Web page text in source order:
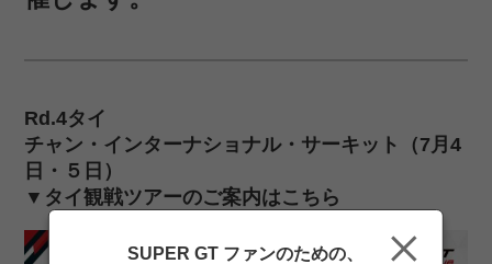
Rd.4タイ
チャン・インターナショナル・サーキット（7月4
日・５日）
▼タイ観戦ツアーのご案内はこちら
SUPER GT ファンのための、